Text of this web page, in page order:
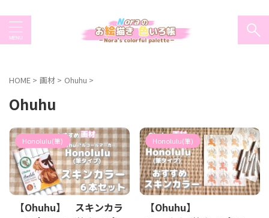
HOME > 画材 > Ohuhu >
Ohuhu
Honolulu(筆)
【Ohuhu】 スキンカラ
Honolulu(筆)
【Ohuhu】